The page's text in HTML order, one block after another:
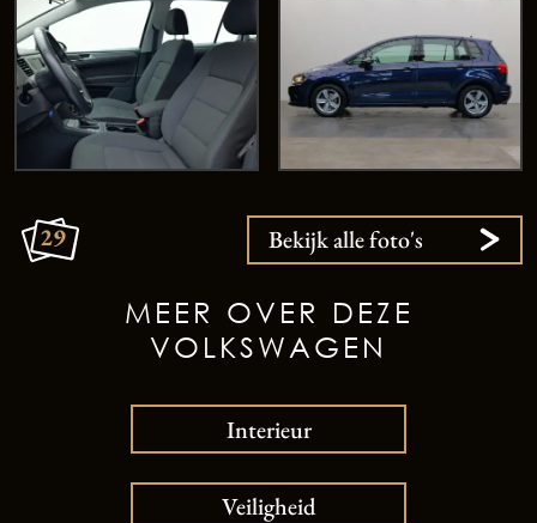
29 Bekijk alle foto's
MEER OVER DEZE
VOLKSWAGEN
Interieur
Veiligheid